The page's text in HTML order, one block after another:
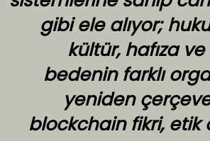
gibi ele alıyor;
kültür, hafıza
bedenin farklı
yeniden
blockchain fikri, etik